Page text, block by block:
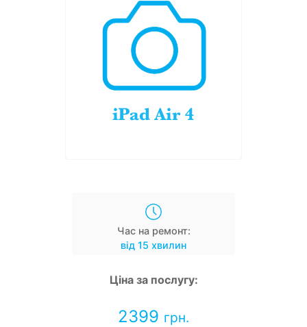
Час на ремонт:
від 15 хвилин
Ціна за послугу:
2399 грн.